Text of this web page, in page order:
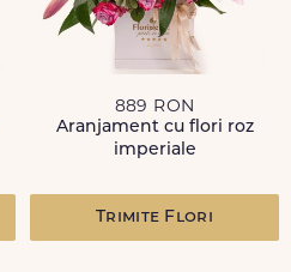
889 RON
Aranjament cu flori roz
imperiale
Trimite Flori